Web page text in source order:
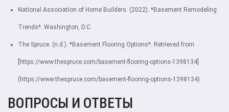
National Association of Home Builders. (2022). *Basement Remodeling
Trends*. Washington, D.C.
The Spruce. (n.d.). *Basement Flooring Options*. Retrieved from
[https://www.thespruce.com/basement-flooring-options-1398134]
(https://www.thespruce.com/basement-flooring-options-1398134)
ВОПРОСЫ И ОТВЕТЫ